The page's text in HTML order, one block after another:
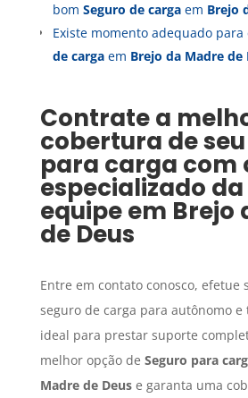
bom Seguro de cargaem Brejo
Existe momento adequado
de cargaem Brejo da Madre de
Contrate a
cobertura de seu
para carga com
especializado
equipe em Brejo
de Deus
Entre em contato conosco, efetue
seguro de carga para autônomo
ideal para prestar suporte
melhor opção de Seguro para
Madre de Deuse garanta uma